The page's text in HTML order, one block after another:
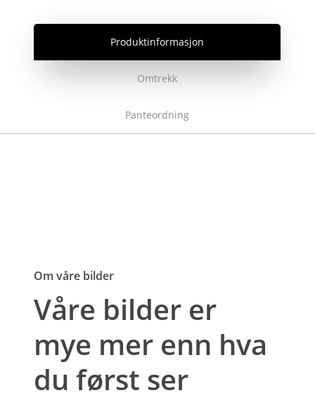
Produktinformasjon
Omtrekk
Panteordning
Om våre bilder
Våre bilder er
mye mer enn hva
du først ser